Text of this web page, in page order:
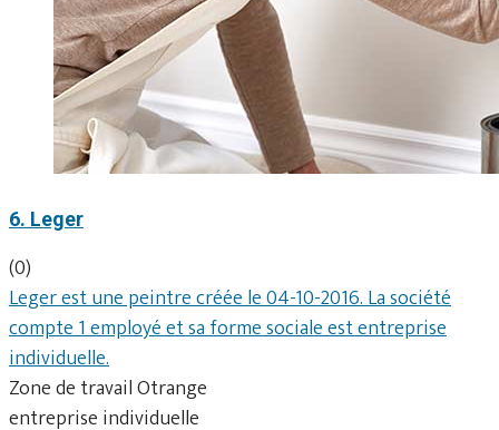
6. Leger
(0)
Leger est une peintre créée le 04-10-2016. La société
compte 1 employé et sa forme sociale est entreprise
individuelle.
Zone de travail Otrange
entreprise individuelle